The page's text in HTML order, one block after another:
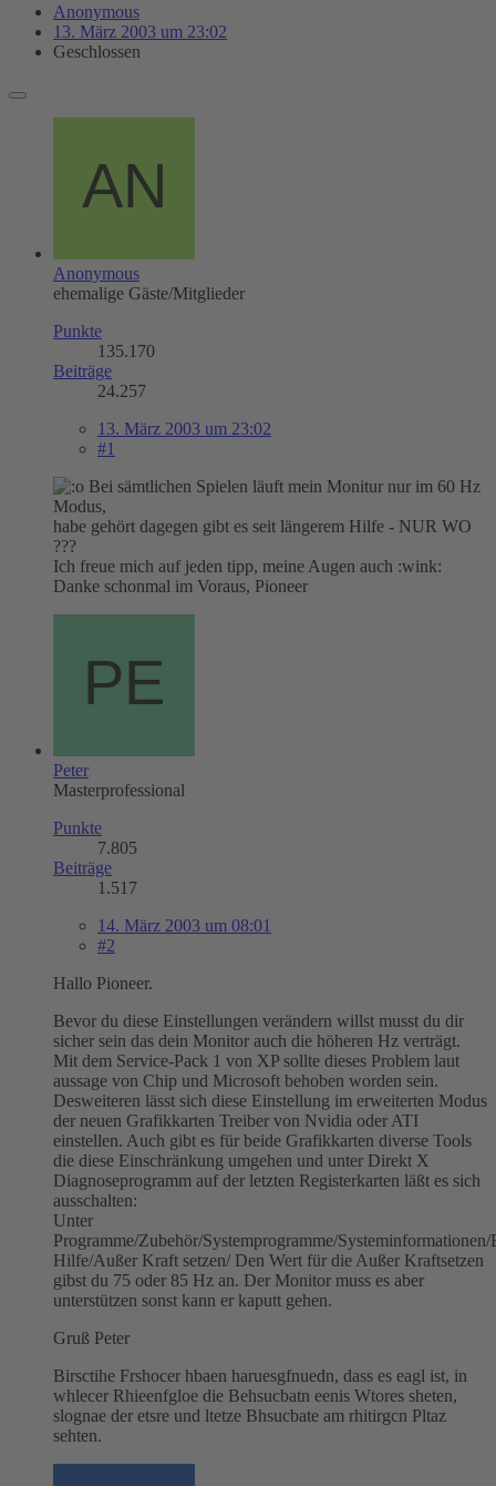
Anonymous
13. März 2003 um 23:02
Geschlossen
Anonymous
ehemalige Gäste/Mitglieder
Punkte
135.170
Beiträge
24.257
13. März 2003 um 23:02
#1
Bei sämtlichen Spielen läuft mein Monitur nur im 60 Hz
Modus,
habe gehört dagegen gibt es seit längerem Hilfe - NUR WO
???
Ich freue mich auf jeden tipp, meine Augen auch :wink:
Danke schonmal im Voraus, Pioneer
Peter
Masterprofessional
Punkte
7.805
Beiträge
1.517
14. März 2003 um 08:01
#2
Hallo Pioneer.
Bevor du diese Einstellungen verändern willst musst du dir
sicher sein das dein Monitor auch die höheren Hz verträgt.
Mit dem Service-Pack 1 von XP sollte dieses Problem laut
aussage von Chip und Microsoft behoben worden sein.
Desweiteren lässt sich diese Einstellung im erweiterten Modus
der neuen Grafikkarten Treiber von Nvidia oder ATI
einstellen. Auch gibt es für beide Grafikkarten diverse Tools
die diese Einschränkung umgehen und unter Direkt X
Diagnoseprogramm auf der letzten Registerkarten läßt es sich
ausschalten:
Unter
Programme/Zubehör/Systemprogramme/
Hilfe/Außer Kraft setzen/ Den Wert für die Außer Kraftsetzen
gibst du 75 oder 85 Hz an. Der Monitor muss es aber
unterstützen sonst kann er kaputt gehen.
Gruß Peter
Birsctihe Frshocer hbaen haruesgfnuedn, dass es eagl ist, in
whlecer Rhieenfgloe die Behsucbatn eenis Wtores sheten,
slognae der etsre und ltetze Bhsucbate am rhitirgcn Pltaz
sehten.